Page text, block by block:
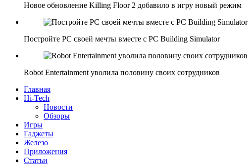
Новое обновление Killing Floor 2 добавило в игру новый режим
Постройте РС своей мечты вместе с PC Building Simulator
Robot Entertainment уволила половину своих сотрудников
Главная
Hi-Tech
Новости
Обзоры
Игры
Гаджеты
Железо
Приложения
Статьи